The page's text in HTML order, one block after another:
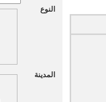
النوع
المدينة